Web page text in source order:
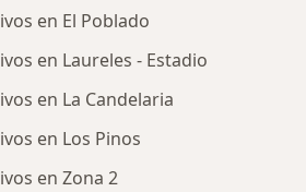
en El Poblado
en Laureles - Estadio
en La Candelaria
en Los Pinos
en Zona 2